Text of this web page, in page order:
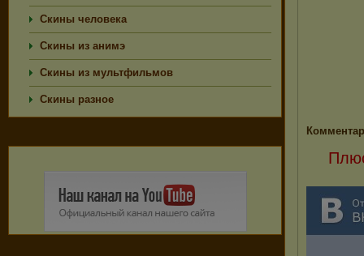
Скины человека
Скины из анимэ
Скины из мультфильмов
Скины разное